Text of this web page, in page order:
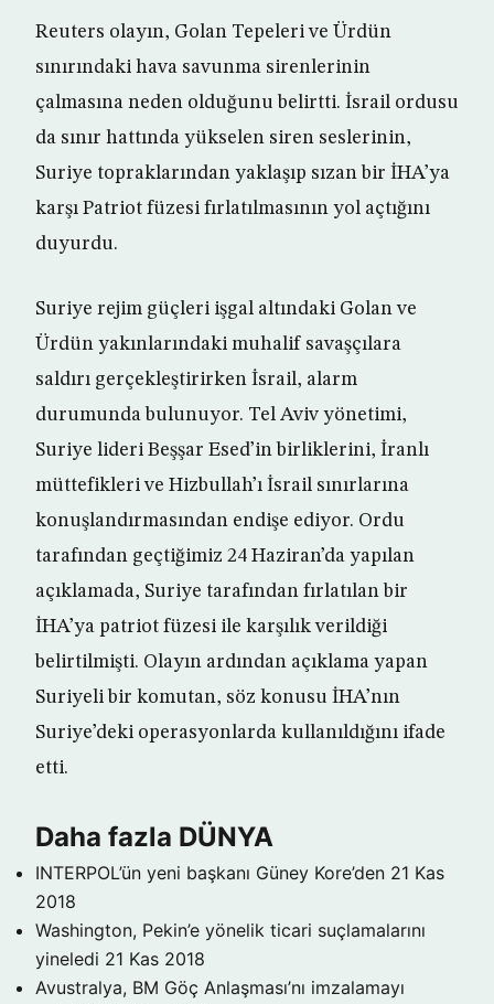
Reuters olayın, Golan Tepeleri ve Ürdün
sınırındaki hava savunma sirenlerinin
çalmasına neden olduğunu belirtti. İsrail ordusu
da sınır hattında yükselen siren seslerinin,
Suriye topraklarından yaklaşıp sızan bir İHA’ya
karşı Patriot füzesi fırlatılmasının yol açtığını
duyurdu.
Suriye rejim güçleri işgal altındaki Golan ve
Ürdün yakınlarındaki muhalif savaşçılara
saldırı gerçekleştirirken İsrail, alarm
durumunda bulunuyor. Tel Aviv yönetimi,
Suriye lideri Beşşar Esed’in birliklerini, İranlı
müttefikleri ve Hizbullah’ı İsrail sınırlarına
konuşlandırmasından endişe ediyor. Ordu
tarafından geçtiğimiz 24 Haziran’da yapılan
açıklamada, Suriye tarafından fırlatılan bir
İHA’ya patriot füzesi ile karşılık verildiği
belirtilmişti. Olayın ardından açıklama yapan
Suriyeli bir komutan, söz konusu İHA’nın
Suriye’deki operasyonlarda kullanıldığını ifade
etti.
Daha fazla DÜNYA
INTERPOL’ün yeni başkanı Güney Kore’den 21 Kas
2018
Washington, Pekin’e yönelik ticari suçlamalarını
yineledi 21 Kas 2018
Avustralya, BM Göç Anlaşması’nı imzalamayı